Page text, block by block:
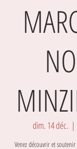
dim. 14 déc.
  |
Venez découvrir et